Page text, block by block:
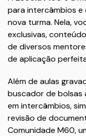
para intercâmbios
nova turma. Nela,
exclusivas,
de diversos
de aplicação
Além de aulas
buscador de bolsas
em intercâmbios,
revisão de
Comunidade M60,